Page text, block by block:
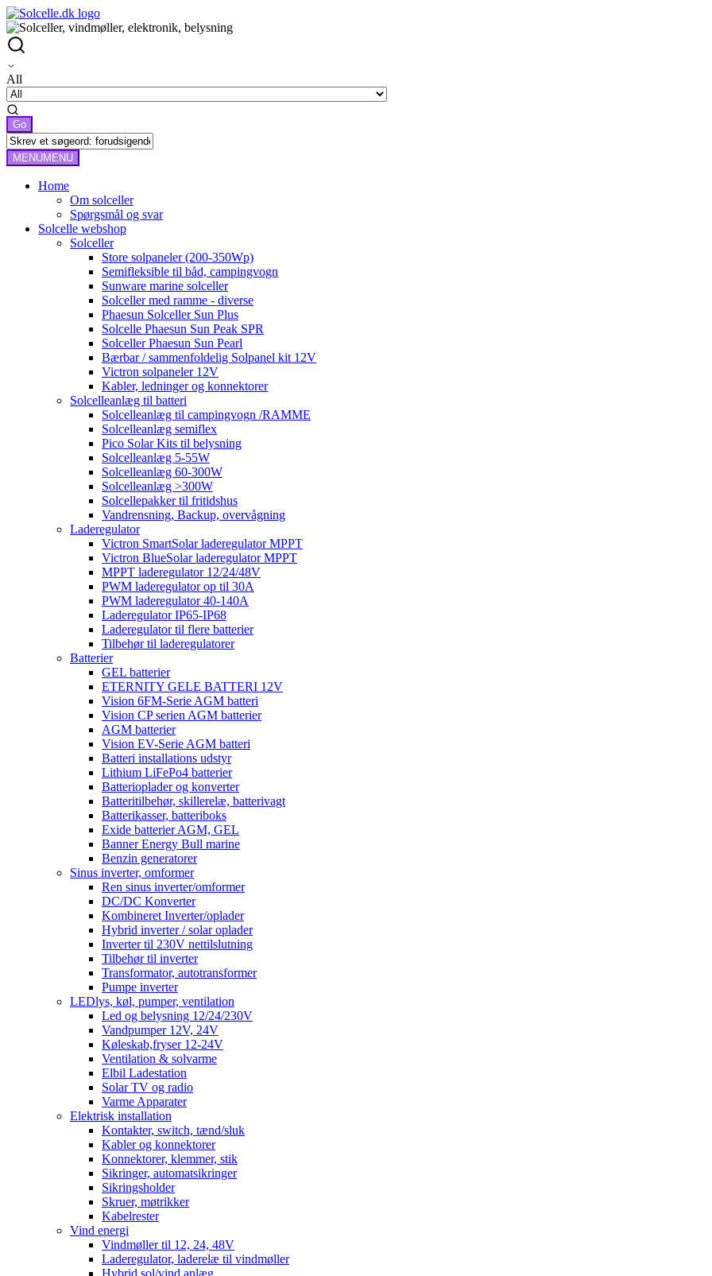
All
MENUMENU
Home
Om solceller
Spørgsmål og svar
Solcelle webshop
Solceller
Store solpaneler (200-350Wp)
Semifleksible til båd, campingvogn
Sunware marine solceller
Solceller med ramme - diverse
Phaesun Solceller Sun Plus
Solcelle Phaesun Sun Peak SPR
Solceller Phaesun Sun Pearl
Bærbar / sammenfoldelig Solpanel kit 12V
Victron solpaneler 12V
Kabler, ledninger og konnektorer
Solcelleanlæg til batteri
Solcelleanlæg til campingvogn /RAMME
Solcelleanlæg semiflex
Pico Solar Kits til belysning
Solcelleanlæg 5-55W
Solcelleanlæg 60-300W
Solcelleanlæg >300W
Solcellepakker til fritidshus
Vandrensning, Backup, overvågning
Laderegulator
Victron SmartSolar laderegulator MPPT
Victron BlueSolar laderegulator MPPT
MPPT laderegulator 12/24/48V
PWM laderegulator op til 30A
PWM laderegulator 40-140A
Laderegulator IP65-IP68
Laderegulator til flere batterier
Tilbehør til laderegulatorer
Batterier
GEL batterier
ETERNITY GELE BATTERI 12V
Vision 6FM-Serie AGM batteri
Vision CP serien AGM batterier
AGM batterier
Vision EV-Serie AGM batteri
Batteri installations udstyr
Lithium LiFePo4 batterier
Batterioplader og konverter
Batteritilbehør, skillerelæ, batterivagt
Batterikasser, batteriboks
Exide batterier AGM, GEL
Banner Energy Bull marine
Benzin generatorer
Sinus inverter, omformer
Ren sinus inverter/omformer
DC/DC Konverter
Kombineret Inverter/oplader
Hybrid inverter / solar oplader
Inverter til 230V nettilslutning
Tilbehør til inverter
Transformator, autotransformer
Pumpe inverter
LEDlys, køl, pumper, ventilation
Led og belysning 12/24/230V
Vandpumper 12V, 24V
Køleskab,fryser 12-24V
Ventilation & solvarme
Elbil Ladestation
Solar TV og radio
Varme Apparater
Elektrisk installation
Kontakter, switch, tænd/sluk
Kabler og konnektorer
Konnektorer, klemmer, stik
Sikringer, automatsikringer
Sikringsholder
Skruer, møtrikker
Kabelrester
Vind energi
Vindmøller til 12, 24, 48V
Laderegulator, laderelæ til vindmøller